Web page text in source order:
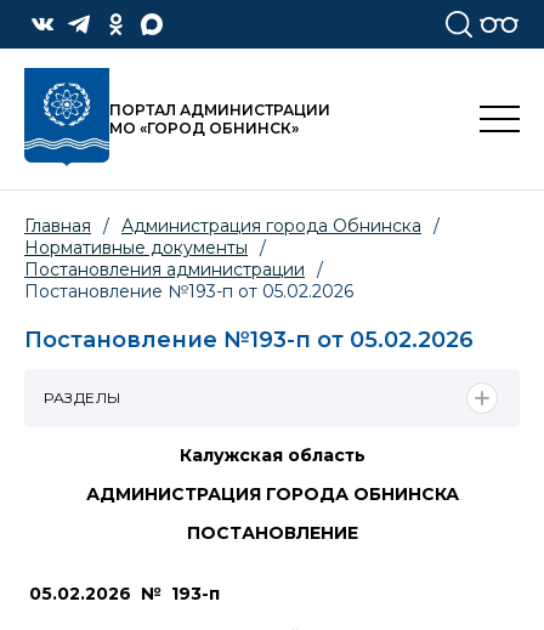
ПОРТАЛ АДМИНИСТРАЦИИ
МО «ГОРОД ОБНИНСК»
Главная / Администрация города Обнинска
/
Нормативные документы
/
Постановления администрации
/
Постановление №193-п от 05.02.2026
Постановление №193-п от 05.02.2026
Калужская область
АДМИНИСТРАЦИЯ ГОРОДА ОБНИНСКА
ПОСТАНОВЛЕНИЕ
05.02.2026 № 193-п
РАЗДЕЛЫ